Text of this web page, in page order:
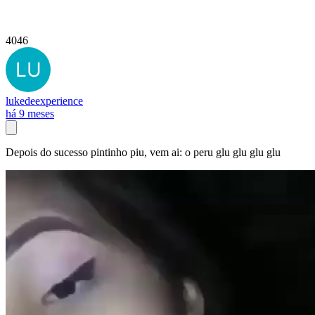
4046
lukedeexperience
há 9 meses
Depois do sucesso pintinho piu, vem ai: o peru glu glu glu glu